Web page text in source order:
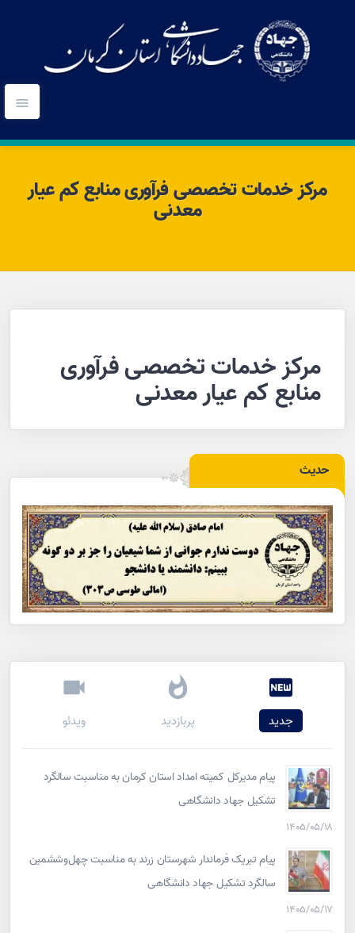
مرکز خدمات تخصصی فرآوری منابع کم عیار
معدنی
مرکز خدمات تخصصی فرآوری
منابع کم عیار معدنی
حدیث
جدید پربازدید ویدئو
پیام مدیرکل کمیته امداد استان کرمان به مناسبت سالگرد
تشکیل جهاد دانشگاهی
۱۴۰۵/۰۵/۱۸
پیام تبریک فرماندار شهرستان زرند به مناسبت چهل‌وششمین
سالگرد تشکیل جهاد دانشگاهی
۱۴۰۵/۰۵/۱۷